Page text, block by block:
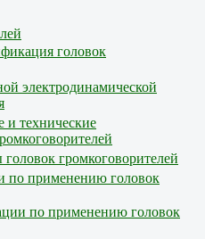
головок
электродинамической
и технические
громкоговорителей
по применению головок
по применению головок